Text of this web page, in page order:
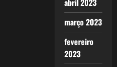
abril 2023
março 2023
fevereiro
2023